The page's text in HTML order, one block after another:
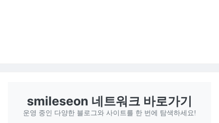
smileseon 네트워크 바로가기
운영 중인 다양한 블로그와 사이트를 한 번에 탐색하세요!